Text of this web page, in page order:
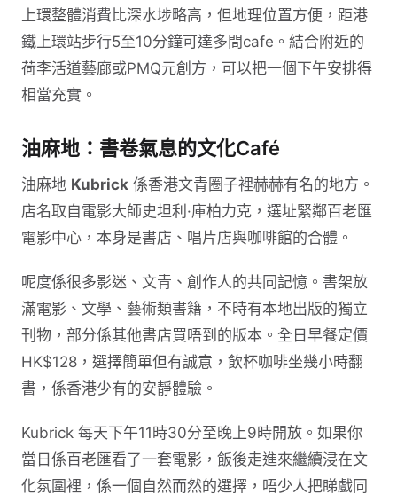
上環整體消費比深水埗略高，但地理位置方便，距港
鐵上環站步行5至10分鐘可達多間cafe。結合附近的
荷李活道藝廊或PMQ元創方，可以把一個下午安排得
相當充實。
油麻地：書卷氣息的文化Café
油麻地 Kubrick 係香港文青圈子裡赫赫有名的地方。
店名取自電影大師史坦利·庫柏力克，選址緊鄰百老匯
電影中心，本身是書店、唱片店與咖啡館的合體。
呢度係很多影迷、文青、創作人的共同記憶。書架放
滿電影、文學、藝術類書籍，不時有本地出版的獨立
刊物，部分係其他書店買唔到的版本。全日早餐定價
HK$128，選擇簡單但有誠意，飲杯咖啡坐幾小時翻
書，係香港少有的安靜體驗。
Kubrick 每天下午11時30分至晚上9時開放。如果你
當日係百老匯看了一套電影，飯後走進來繼續浸在文
化氛圍裡，係一個自然而然的選擇，唔少人把睇戲同